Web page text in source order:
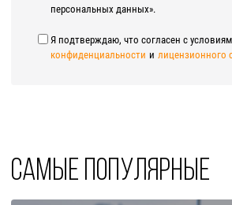
персональных данных».
Я подтверждаю, что согласен с
конфиденциальности и лицензионного
Самые популярные